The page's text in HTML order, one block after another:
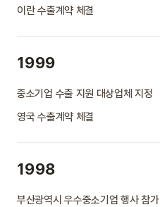
이란 수출계약 체결
1999
중소기업 수출 지원 대상업체 지정
영국 수출계약 체결
1998
부산광역시 우수중소기업 행사 참가